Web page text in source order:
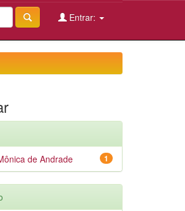
Entrar:
1
de Andrade